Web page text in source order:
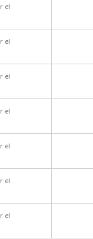
el
el
el
el
el
el
el